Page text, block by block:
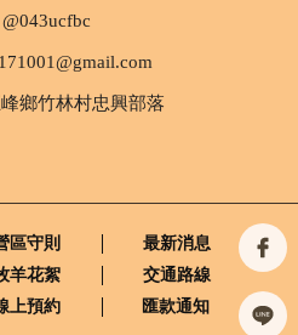
@043ucfbc
鄉竹林村忠興部落
區守則
最新消息
羊花絮
交通路線
上預約 匯款通知